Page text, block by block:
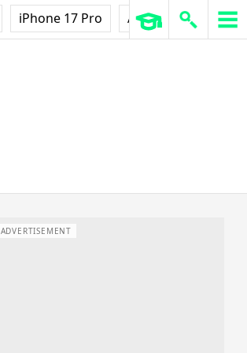
iPhone 17 Pro AirPods Pro 3
ADVERTISEMENT